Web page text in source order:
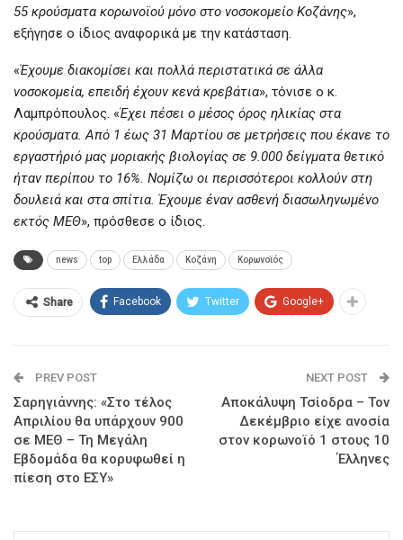
55 κρούσματα κορωνοϊού μόνο στο νοσοκομείο Κοζάνης»,
εξήγησε ο ίδιος αναφορικά με την κατάσταση.
«Έχουμε διακομίσει και πολλά περιστατικά σε άλλα
νοσοκομεία, επειδή έχουν κενά κρεβάτια», τόνισε ο κ.
Λαμπρόπουλος. «Έχει πέσει ο μέσος όρος ηλικίας στα
κρούσματα. Από 1 έως 31 Μαρτίου σε μετρήσεις που έκανε το
εργαστήριό μας μοριακής βιολογίας σε 9.000 δείγματα θετικό
ήταν περίπου το 16%. Νομίζω οι περισσότεροι κολλούν στη
δουλειά και στα σπίτια. Έχουμε έναν ασθενή διασωληνωμένο
εκτός ΜΕΘ», πρόσθεσε ο ίδιος.
news top Ελλάδα Κοζάνη Κορωνοϊός
Share Facebook Twitter Google+
PREV POST
Σαρηγιάννης: «Στο τέλος
Απριλίου θα υπάρχουν 900
σε ΜΕΘ – Τη Μεγάλη
Εβδομάδα θα κορυφωθεί η
πίεση στο ΕΣΥ»
NEXT POST
Αποκάλυψη Τσίοδρα – Τον
Δεκέμβριο είχε ανοσία
στον κορωνοϊό 1 στους 10
Έλληνες